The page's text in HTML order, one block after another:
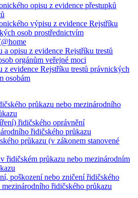
opisu z evidence přestupků
výpisu z evidence Rejstříku
osob prostřednictvím
a opisu z evidence Rejstříku trestů
orgánům veřejné moci
z evidence Rejstříku trestů právnických
osobám
průkazu nebo mezinárodního
řidičského oprávnění
řidičského průkazu
průkazu (v zákonem stanovené
řidičském průkazu nebo mezinárodním
poškození nebo zničení řidičského
řidičského průkazu